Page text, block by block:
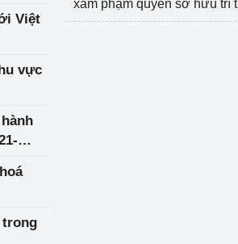
vực
trong
xâm phạm quyền sở hữu trí